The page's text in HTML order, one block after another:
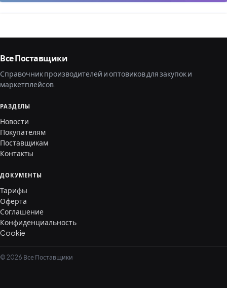
Все Поставщики
Справочник производителей и оптовиков для закупок и
маркетплейсов.
РАЗДЕЛЫ
Новости
Покупателям
Поставщикам
Контакты
ДОКУМЕНТЫ
Тарифы
Оферта
Соглашение
Конфиденциальность
Cookie
© 2026 Все Поставщики